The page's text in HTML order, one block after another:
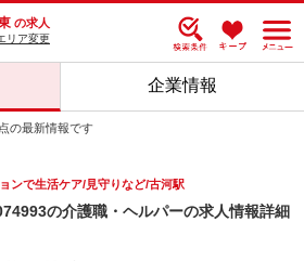
の求人
リア変更
企業情報
の最新情報です
ンで生活ケア/見守りなど/古河駅
の介護職・ヘルパーの求人情報詳細